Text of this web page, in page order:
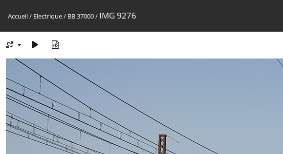
Accueil/ Electrique/ BB 37000/ IMG 9276